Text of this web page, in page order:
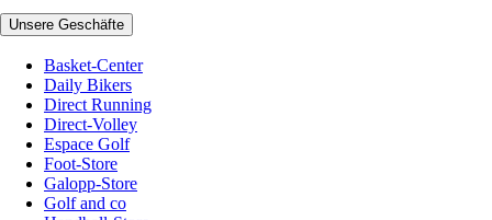
Unsere Geschäfte
Basket-Center
Daily Bikers
Direct Running
Direct-Volley
Espace Golf
Foot-Store
Galopp-Store
Golf and co